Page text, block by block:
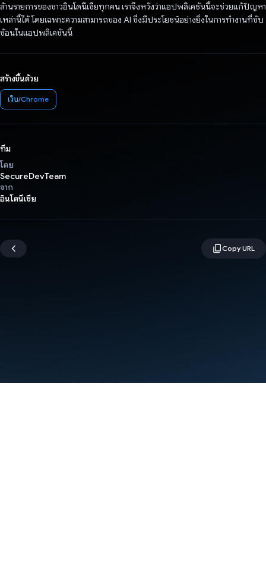
ล้านรายการของชาวอินโดนีเซียทุกคน เราจึงหวังว่าแอปพลิเคชันนี้จะช่วยแก้ปัญหา
เหล่านี้ได้ โดยเฉพาะความสามารถของ AI ซึ่งมีประโยชน์อย่างยิ่งในการทํางานที่ซับ
ซ้อนในแอปพลิเคชันนี้
สร้างขึ้นด้วย
เว็บ/Chrome
ทีม
โดย
SecureDevTeam
จาก
อินโดนีเซีย